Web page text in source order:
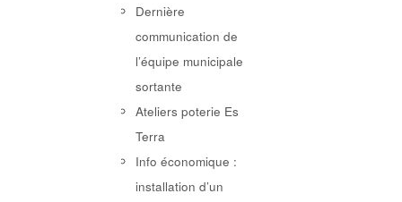
Dernière
communication de
l’équipe municipale
sortante
Ateliers poterie Es
Terra
Info économique :
installation d’un